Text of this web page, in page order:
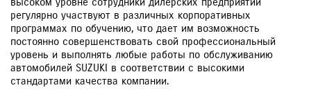
регулярно участвуют в различных корпоративных
программах по обучению, что дает им возможность
постоянно совершенствовать свой профессиональный
уровень и выполнять любые работы по обслуживанию
автомобилей SUZUKI в соответствии с высокими
стандартами качества компании.